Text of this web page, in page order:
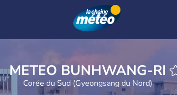
METEO BUNHWANG-RI
Corée du Sud (Gyeongsang du Nord)